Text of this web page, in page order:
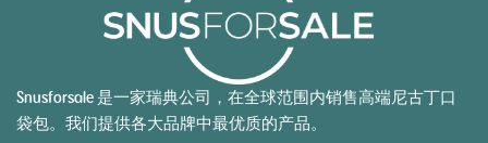
Snusforsale 是一家瑞典公司，在全球范围内销售高端尼古丁口
袋包。我们提供各大品牌中最优质的产品。